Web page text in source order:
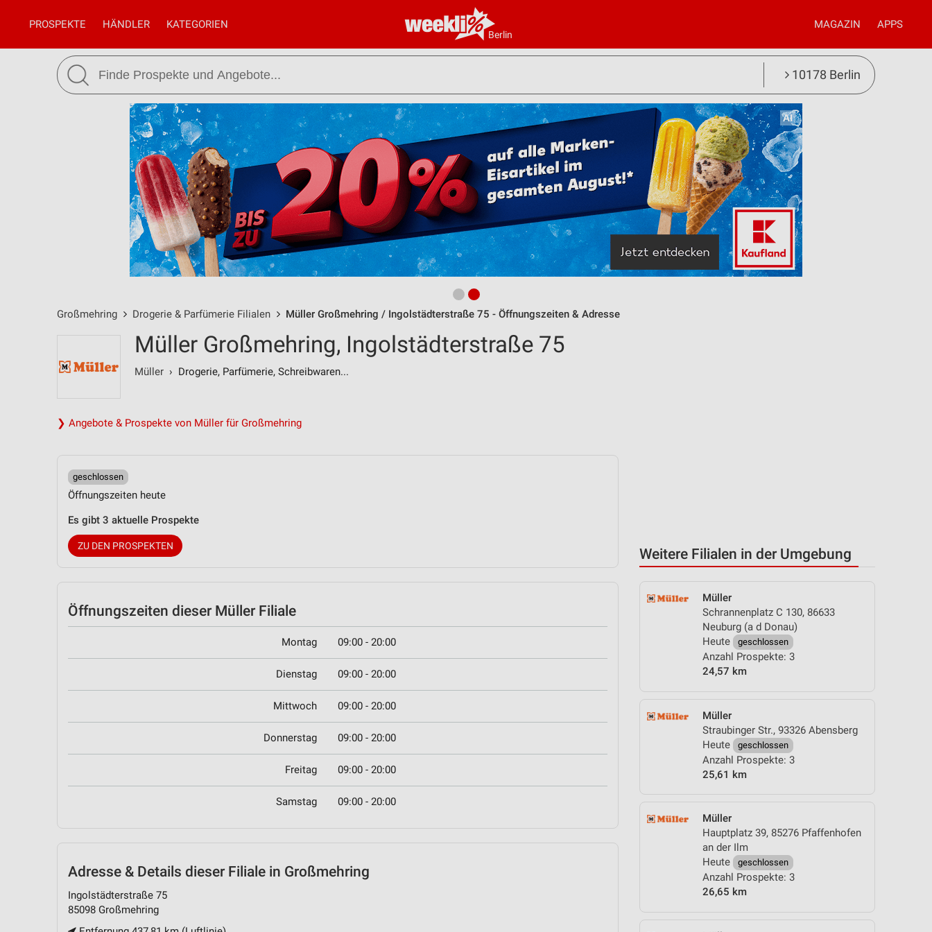
Berlin
PROSPEKTE HÄNDLER KATEGORIEN MAGAZIN APPS
10178 Berlin
Großmehring Drogerie & Parfümerie Filialen Müller Großmehring / Ingolstädterstraße 75 - Öffnungszeiten & Adresse
Weitere Filialen in der Umgebung
Müller
Schrannenplatz C 130, 86633
Neuburg (a d Donau)
Heute
geschlossen
Anzahl Prospekte: 3
24,57 km
Müller
Straubinger Str., 93326 Abensberg
Heute
geschlossen
Anzahl Prospekte: 3
25,61 km
Müller
Hauptplatz 39, 85276 Pfaffenhofen
an der Ilm
Heute
geschlossen
Anzahl Prospekte: 3
26,65 km
Müller Großmehring, Ingolstädterstraße 75
Müller › Drogerie, Parfümerie, Schreibwaren...
❯ Angebote & Prospekte von Müller für Großmehring
geschlossen
Öffnungszeiten heute
Es gibt 3 aktuelle Prospekte
ZU DEN PROSPEKTEN
Öffnungszeiten dieser Müller Filiale
Montag 09:00 - 20:00
Dienstag 09:00 - 20:00
Mittwoch 09:00 - 20:00
Donnerstag 09:00 - 20:00
Freitag 09:00 - 20:00
Samstag 09:00 - 20:00
Adresse & Details dieser Filiale in Großmehring
Ingolstädterstraße 75
85098 Großmehring